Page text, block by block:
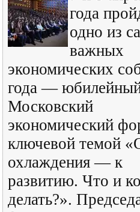
года
одно из
важных
экономических
года —
Московский
экономический
ключевой темой
охлаждения — к
развитию. Что и
делать?».